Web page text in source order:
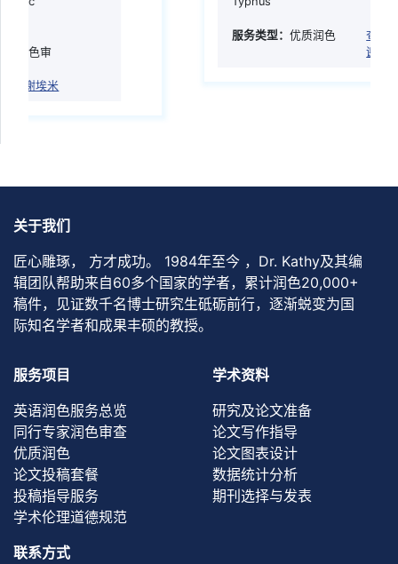
查看致
关于我们
匠心雕琢， 方才成功。 1984年至今 ，Dr. Kathy及其编
辑团队帮助来自60多个国家的学者，累计润色20,000+
稿件，见证数千名博士研究生砥砺前行，逐渐蜕变为国
际知名学者和成果丰硕的教授。
服务项目
英语润色服务总览
同行专家润色审查
优质润色
论文投稿套餐
投稿指导服务
学术伦理道德规范
学术资料
研究及论文准备
论文写作指导
论文图表设计
数据统计分析
期刊选择与发表
联系方式